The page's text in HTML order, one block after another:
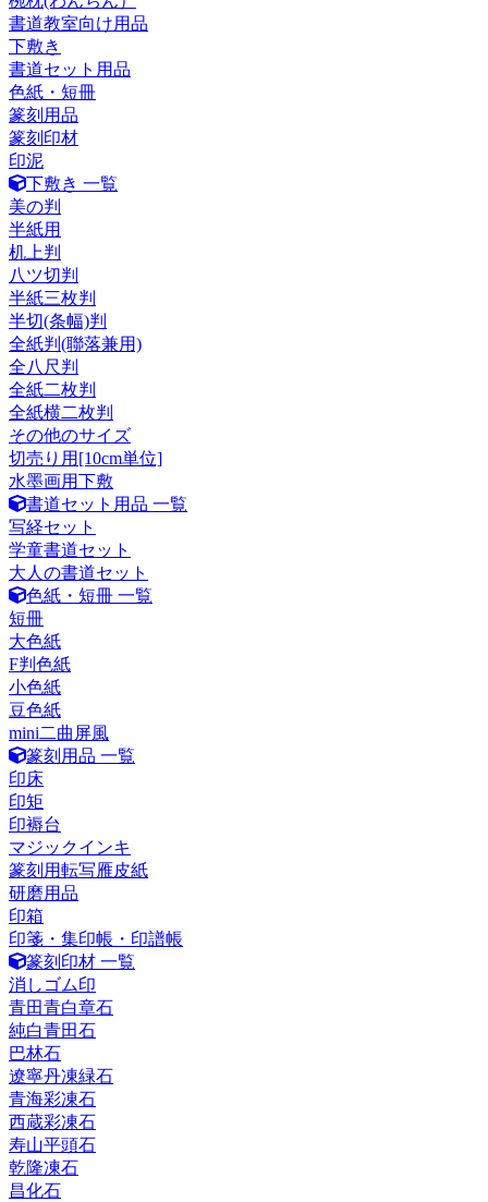
書道教室向け用品
下敷き
書道セット用品
色紙・短冊
篆刻用品
篆刻印材
印泥
下敷き 一覧
美の判
半紙用
机上判
八ツ切判
半紙三枚判
半切(条幅)判
全紙判(聯落兼用)
全八尺判
全紙二枚判
全紙横二枚判
その他のサイズ
切売り用[10cm単位]
水墨画用下敷
書道セット用品 一覧
写経セット
学童書道セット
大人の書道セット
色紙・短冊 一覧
短冊
大色紙
F判色紙
小色紙
豆色紙
mini二曲屏風
篆刻用品 一覧
印床
印矩
印褥台
マジックインキ
篆刻用転写雁皮紙
研磨用品
印箱
印箋・集印帳・印譜帳
篆刻印材 一覧
消しゴム印
青田青白章石
純白青田石
巴林石
遼寧丹凍緑石
青海彩凍石
西蔵彩凍石
寿山平頭石
乾隆凍石
昌化石